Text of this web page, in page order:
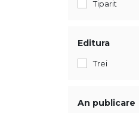
Tiparit
Editura
Trei
An publicare